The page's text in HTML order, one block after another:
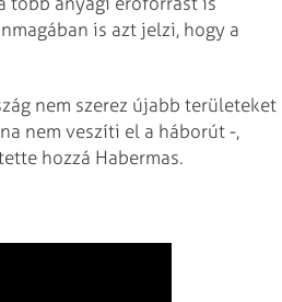
is azt jelzi, hogy a
nem szerez újabb területeket
nem veszíti el a háborút -,
hozzá Habermas.